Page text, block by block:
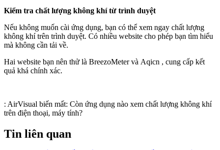
Kiểm tra chất lượng không khí từ trình duyệt
Nếu không muốn cài ứng dụng, bạn có thể xem ngay chất lượng
không khí trên trình duyệt. Có nhiều website cho phép bạn tìm hiểu
mà không cần tải về.
Hai website bạn nên thử là BreezoMeter và Aqicn , cung cấp kết
quả khá chính xác.
: AirVisual biến mất: Còn ứng dụng nào xem chất lượng không khí
trên điện thoại, máy tính?
Tin liên quan